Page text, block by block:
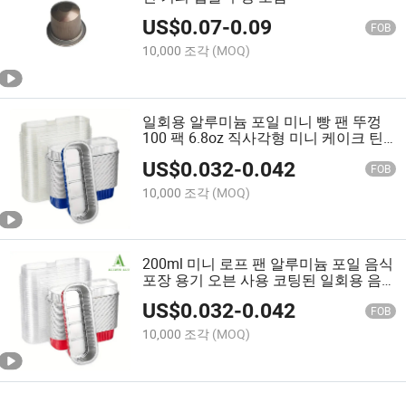
US$0.07-0.09 FOB
10,000 조각 (MOQ)
일회용 알루미늄 포일 미니 빵 팬 뚜껑
100 팩 6.8oz 직사각형 미니 케이크 틴
US$0.032-0.042 FOB
10,000 조각 (MOQ)
200ml 미니 로프 팬 알루미늄 포일 음식
포장 용기 오븐 사용 코팅된 일회용 음
식 용기 베이킹용
US$0.032-0.042 FOB
10,000 조각 (MOQ)